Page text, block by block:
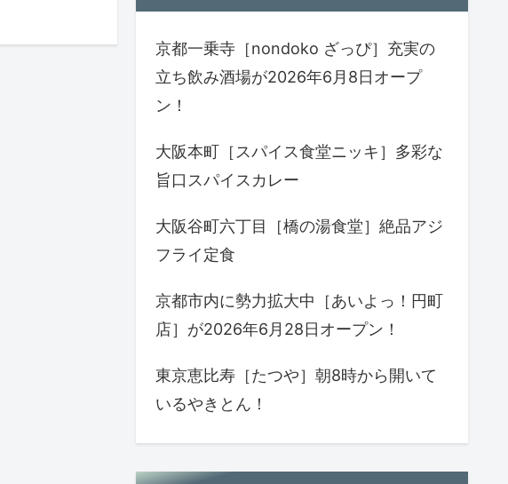
京都一乗寺［nondoko ざっぴ］充実の
立ち飲み酒場が2026年6月8日オープ
ン！
大阪本町［スパイス食堂ニッキ］多彩な
旨口スパイスカレー
大阪谷町六丁目［橋の湯食堂］絶品アジ
フライ定食
京都市内に勢力拡大中［あいよっ！円町
店］が2026年6月28日オープン！
東京恵比寿［たつや］朝8時から開いて
いるやきとん！